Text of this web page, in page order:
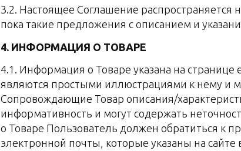
3.2. Настоящее Соглашение распространяется
пока такие предложения с описанием и
4. ИНФОРМАЦИЯ О ТОВАРЕ
4.1. Информация о Товаре указана на
являются простыми иллюстрациями к нему и
Сопровождающие Товар описания/
информативность и могут содержать
о Товаре Пользователь должен обратиться к
электронной почты, которые указаны на сайте